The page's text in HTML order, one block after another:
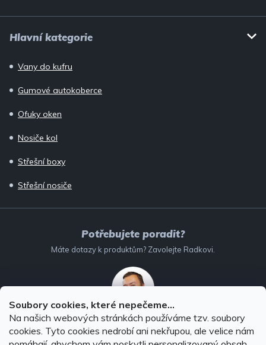
Soubory cookies, které nepečeme...
Na našich webových stránkách používáme tzv. soubory
cookies. Tyto cookies nedrobí ani nekřupou, ale velice nám
Hlavní kategorie
Vany do kufru
Gumové autokoberce
Ofuky oken
Nosiče kol
Střešní boxy
Střešní nosiče
Potřebujete poradit?
Máte dotazy k produktům? Zavolejte Radkovi.
732 147 896 (Po–Pá: 8–16:00)